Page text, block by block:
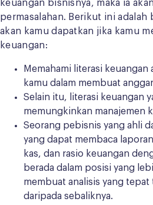
keuangan bisnisnya, maka ia
permasalahan. Berikut ini adalah
akan kamu dapatkan jika kamu
keuangan:
Memahami literasi
kamu dalam membuat
Selain itu, literasi keuangan
memungkinkan manajemen
Seorang pebisnis yang ahli
yang dapat membaca
kas, dan rasio keuangan
berada dalam posisi yang
membuat analisis yang
daripada sebaliknya.